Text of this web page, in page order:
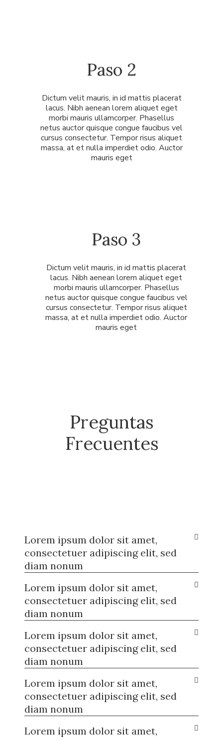
Paso 2
Dictum velit mauris, in id mattis placerat
lacus. Nibh aenean lorem aliquet eget
morbi mauris ullamcorper. Phasellus
netus auctor quisque congue faucibus vel
cursus consectetur. Tempor risus aliquet
massa, at et nulla imperdiet odio. Auctor
mauris eget
Paso 3
Dictum velit mauris, in id mattis placerat
lacus. Nibh aenean lorem aliquet eget
morbi mauris ullamcorper. Phasellus
netus auctor quisque congue faucibus vel
cursus consectetur. Tempor risus aliquet
massa, at et nulla imperdiet odio. Auctor
mauris eget
Preguntas
Frecuentes
Lorem ipsum dolor sit amet,
consectetuer adipiscing elit, sed
diam nonum
Lorem ipsum dolor sit amet,
consectetuer adipiscing elit, sed
diam nonum
Lorem ipsum dolor sit amet,
consectetuer adipiscing elit, sed
diam nonum
Lorem ipsum dolor sit amet,
consectetuer adipiscing elit, sed
diam nonum
Lorem ipsum dolor sit amet,